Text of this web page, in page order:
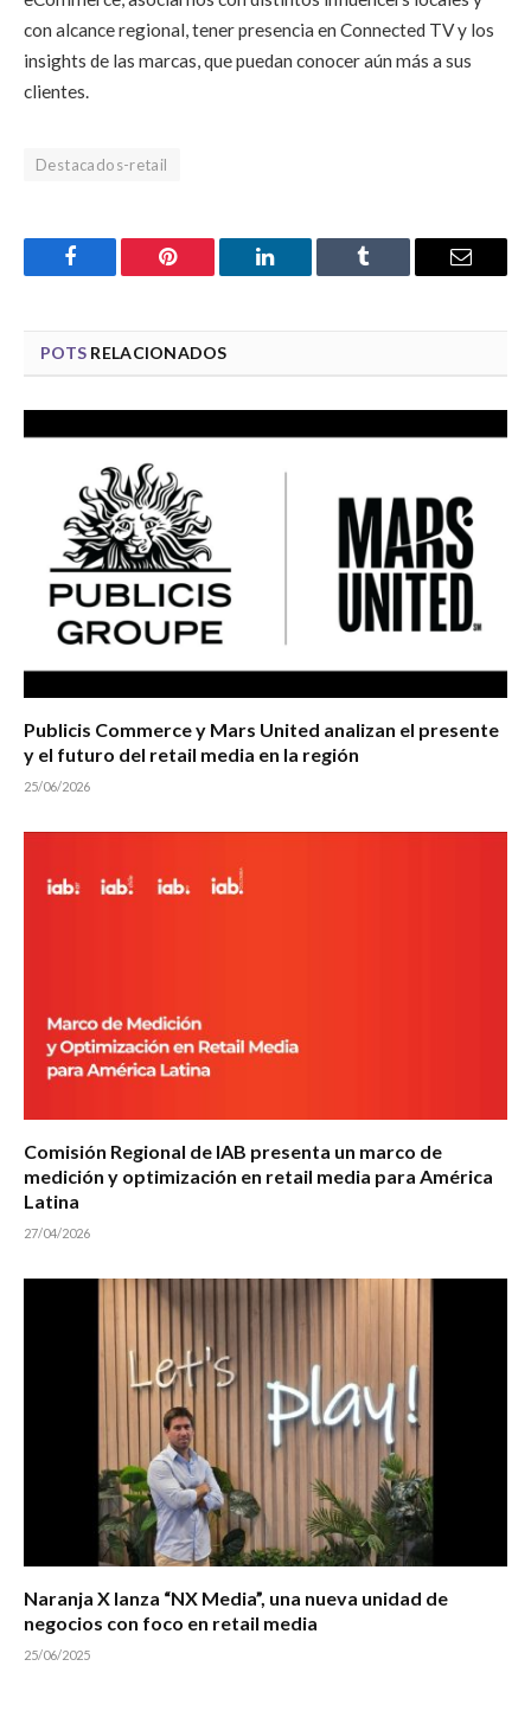
con alcance regional, tener presencia en Connected TV y los
insights de las marcas, que puedan conocer aún más a sus
clientes.
Destacados-retail
Facebook Pinterest LinkedIn Tumblr Email
POTS RELACIONADOS
Publicis Commerce y Mars United analizan el presente
y el futuro del retail media en la región
25/06/2026
Comisión Regional de IAB presenta un marco de
medición y optimización en retail media para América
Latina
27/04/2026
Naranja X lanza “NX Media”, una nueva unidad de
negocios con foco en retail media
25/06/2025